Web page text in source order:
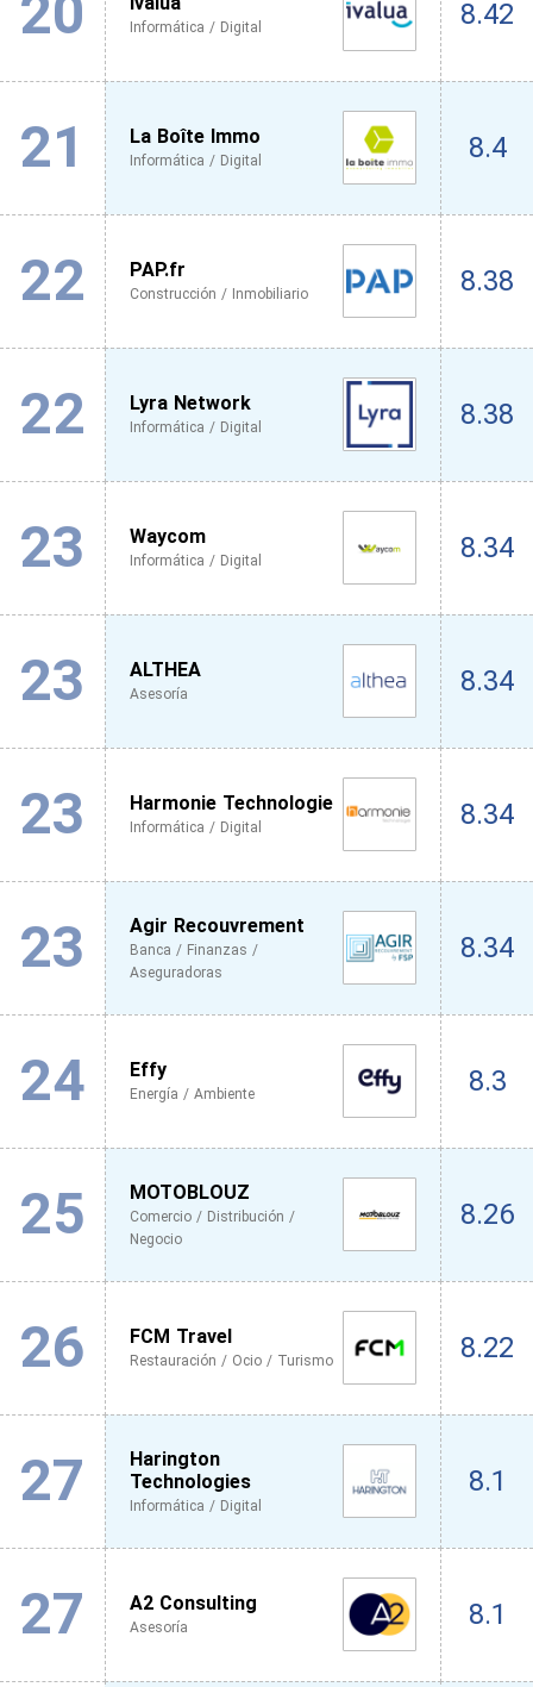
20 Informática / Digital 8.42
21 La Boîte Immo
Informática / Digital 8.4
22 PAP.fr
Construcción / Inmobiliario 8.38
22 Lyra Network
Informática / Digital 8.38
23 Waycom
Informática / Digital 8.34
23 ALTHEA
Asesoría 8.34
23 Harmonie Technologie
Informática / Digital 8.34
23 Agir Recouvrement
Banca / Finanzas /
Aseguradoras
8.34
24 Effy
Energía / Ambiente 8.3
25 MOTOBLOUZ
Comercio / Distribución /
Negocio
8.26
26 FCM Travel
Restauración / Ocio / Turismo 8.22
27
Harington
Technologies
Informática / Digital
8.1
27 A2 Consulting
Asesoría 8.1